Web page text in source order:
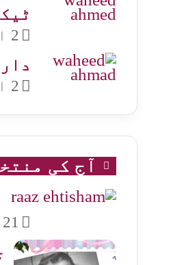
2 اگست, 2026
2 اگست, 2026
آج کی
21 جون, 2020